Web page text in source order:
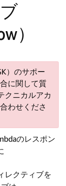
）
）のサポー
に関して質
クニカルアカ
わせくださ
のレスポン
レクティブを